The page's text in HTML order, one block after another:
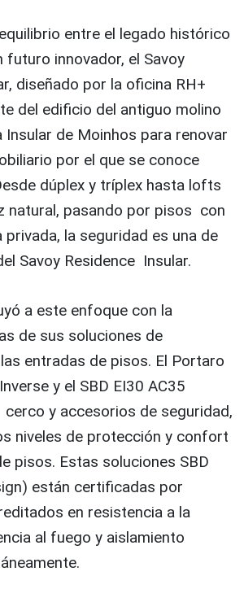
entre el legado histórico
futuro innovador, el Savoy
diseñado por la oficina RH+
del edificio del antiguo molino
Insular de Moinhos para renovar
por el que se conoce
dúplex y tríplex hasta lofts
natural, pasando por pisos con
la seguridad es una de
Savoy Residence Insular.
a este enfoque con la
de sus soluciones de
entradas de pisos. El Portaro
y el SBD EI30 AC35
y accesorios de seguridad,
niveles de protección y confort
pisos. Estas soluciones SBD
están certificadas por
en resistencia a la
al fuego y aislamiento